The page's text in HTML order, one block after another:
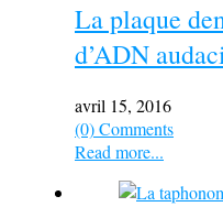
La plaque
d’ADN
avril 15, 2016
(0) Comments
Read more...